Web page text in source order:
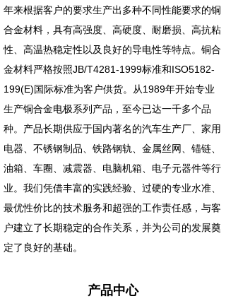
年来根据客户的要求生产出多种不同性能要求的铜
合金材料，具有高强度、高硬度、耐磨损、高抗粘
性、高温热稳定性以及良好的导电性等特点。铜合
金材料严格按照JB/T4281-1999标准和ISO5182-
199(E)国际标准为客户供货。从1989年开始专业
生产铜合金电极系列产品，至今已达一千多个品
种。产品长期供应于国内著名的汽车生产厂、家用
电器、不锈钢制品、铁路钢轨、金属丝网、锚链、
油箱、车圈、减震器、电脑机箱、电子元器件等行
业。我们凭借丰富的实践经验、过硬的专业水准、
最优性价比的技术服务和超强的工作责任感，与客
户建立了长期稳定的合作关系，并为公司的发展奠
定了良好的基础。
产品中心